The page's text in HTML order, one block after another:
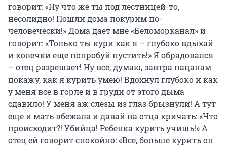
говорит: «Ну что же ты под лестницей-то,
несолидно! Пошли дома покурим по-
человечески!» Дома дает мне «Беломорканал» и
говорит: «Только ты кури как я – глубоко вдыхай
и колечки еще попробуй пустить!» Я обрадовался
– отец разрешает! Ну все, думаю, завтра пацанам
покажу, как я курить умею! Вдохнул глубоко и как
у меня все в горле и в груди от этого дыма
сдавило! У меня аж слезы из глаз брызнули! А тут
еще и мать вбежала и давай на отца кричать: «Что
происходит?! Убийца! Ребенка курить учишь!» А
отец ей говорит спокойно: «Все, больше курить он